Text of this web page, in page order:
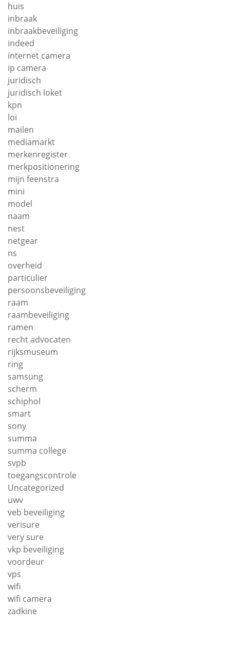
huis
inbraak
inbraakbeveiliging
indeed
internet camera
ip camera
juridisch
juridisch loket
kpn
loi
mailen
mediamarkt
merkenregister
merkpositionering
mijn feenstra
mini
model
naam
nest
netgear
ns
overheid
particulier
persoonsbeveiliging
raam
raambeveiliging
ramen
recht advocaten
rijksmuseum
ring
samsung
scherm
schiphol
smart
sony
summa
summa college
svpb
toegangscontrole
Uncategorized
uwv
veb beveiliging
verisure
very sure
vkp beveiliging
voordeur
vps
wifi
wifi camera
zadkine